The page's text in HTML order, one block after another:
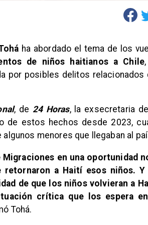
ha abordado el tema de los
de niños haitianos a Chile
por posibles delitos
, de 24 Horas, la exsecretaria
de estos hechos desde 2023,
menores que llegaban al
Migraciones en una oportunidad
a Haití esos niños. Y
de que los niños volvieran a
crítica que los espera
Tohá.